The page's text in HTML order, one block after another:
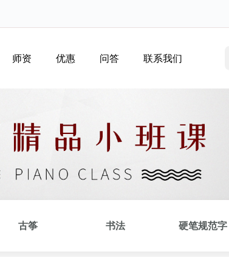
师资 优惠 问答 联系我们
古筝 书法 硬笔规范字